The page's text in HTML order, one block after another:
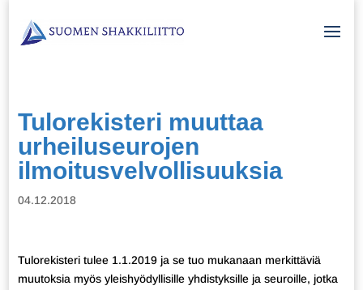
Tulorekisteri muuttaa
urheiluseurojen
ilmoitusvelvollisuuksia
04.12.2018
Tulorekisteri tulee 1.1.2019 ja se tuo mukanaan merkittäviä
muutoksia myös yleishyödyllisille yhdistyksille ja seuroille, jotka